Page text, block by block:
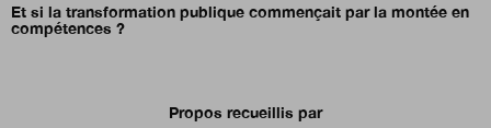
Et si la transformation publique commençait par la montée en
compétences ?
Propos recueillis par